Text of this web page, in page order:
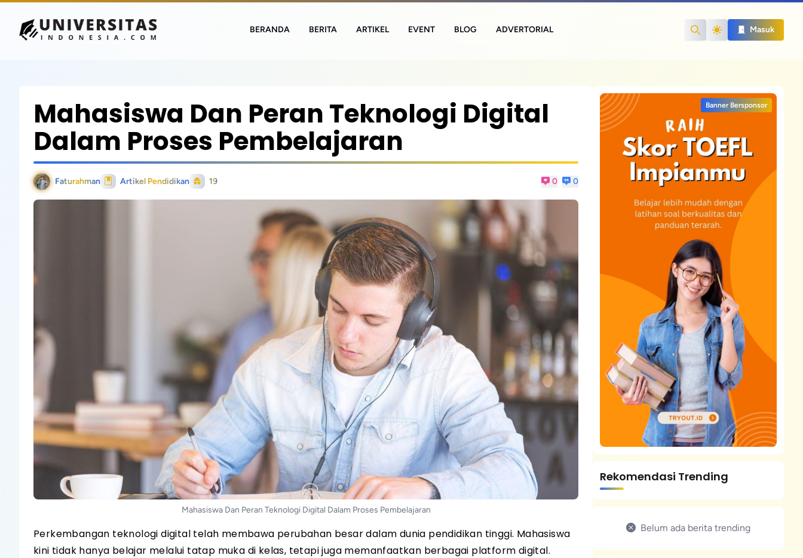
Search
Masuk
BERANDA BERITA ARTIKEL EVENT BLOG ADVERTORIAL
Mahasiswa Dan Peran Teknologi Digital
Dalam Proses Pembelajaran
Faturahman Artikel Pendidikan 19 0 0
Mahasiswa Dan Peran Teknologi Digital Dalam Proses Pembelajaran
Perkembangan teknologi digital telah membawa perubahan besar dalam dunia pendidikan tinggi. Mahasiswa
kini tidak hanya belajar melalui tatap muka di kelas, tetapi juga memanfaatkan berbagai platform digital.
Banner Bersponsor
Rekomendasi Trending
Belum ada berita trending